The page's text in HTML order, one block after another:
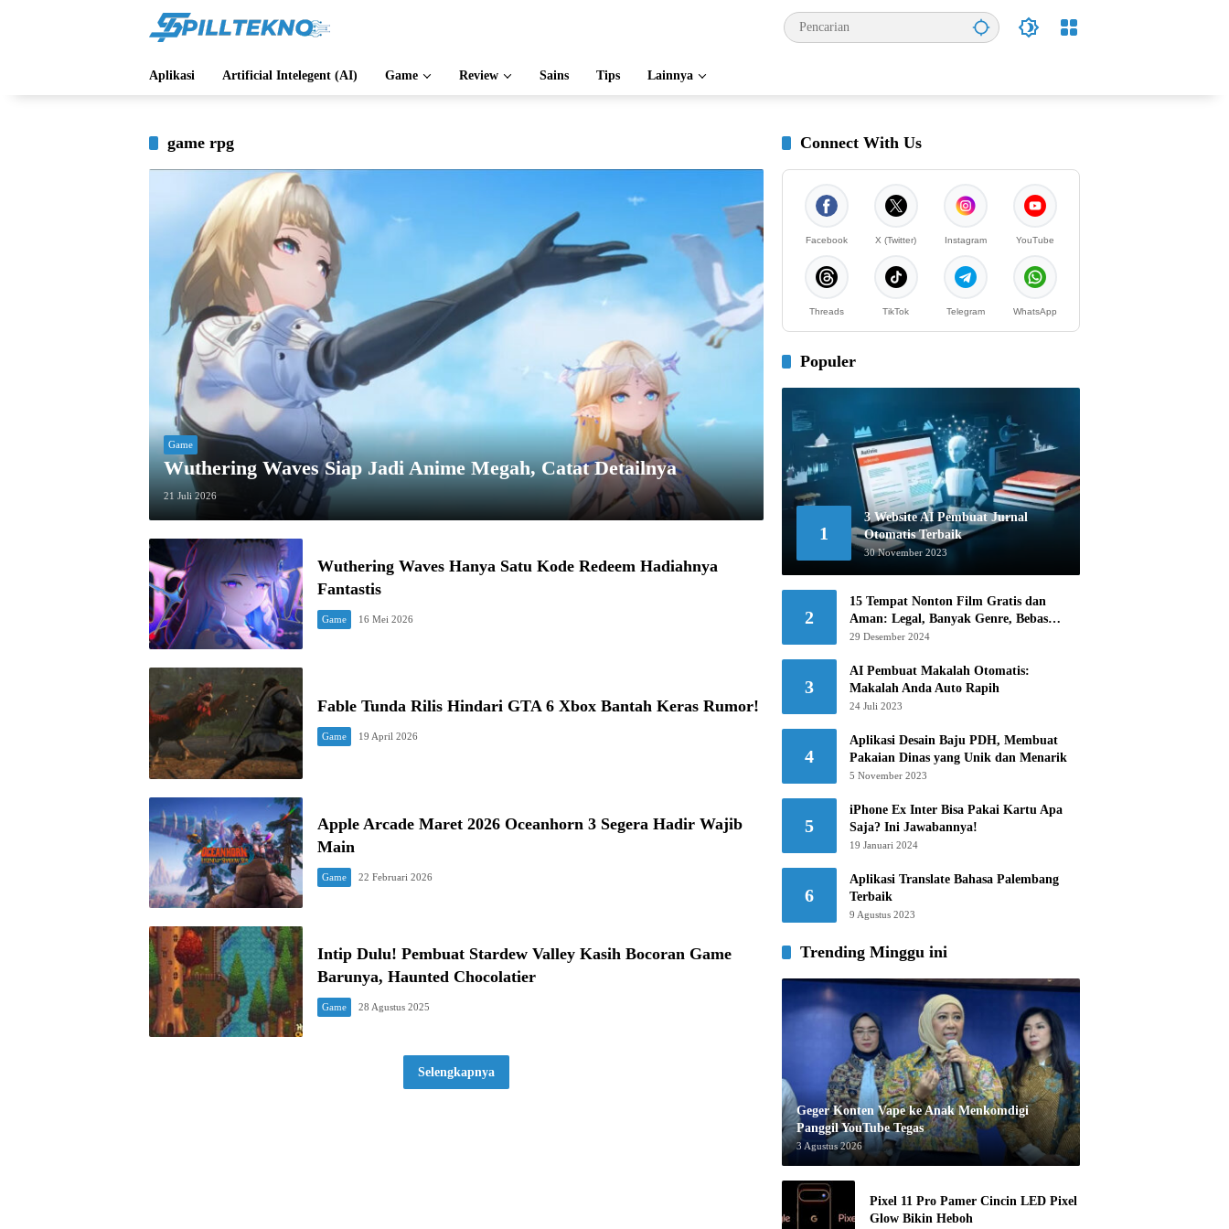
Aplikasi Artificial Intelegent (AI) Game Review Sains Tips Lainnya
game rpg
Game
Wuthering Waves Siap Jadi Anime Megah, Catat Detailnya
21 Juli 2026
Wuthering Waves Hanya Satu Kode Redeem Hadiahnya
Fantastis
Game 16 Mei 2026
Fable Tunda Rilis Hindari GTA 6 Xbox Bantah Keras Rumor!
Game 19 April 2026
Apple Arcade Maret 2026 Oceanhorn 3 Segera Hadir Wajib
Main
Game 22 Februari 2026
Intip Dulu! Pembuat Stardew Valley Kasih Bocoran Game
Barunya, Haunted Chocolatier
Game 28 Agustus 2025
Selengkapnya
Connect With Us
Facebook X (Twitter) Instagram YouTube
Threads TikTok Telegram WhatsApp
Populer
1
3 Website AI Pembuat Jurnal
Otomatis Terbaik
30 November 2023
2
15 Tempat Nonton Film Gratis dan
Aman: Legal, Banyak Genre, Bebas
Khawatir!
29 Desember 2024
3
AI Pembuat Makalah Otomatis:
Makalah Anda Auto Rapih
24 Juli 2023
4
Aplikasi Desain Baju PDH, Membuat
Pakaian Dinas yang Unik dan Menarik
5 November 2023
5
iPhone Ex Inter Bisa Pakai Kartu Apa
Saja? Ini Jawabannya!
19 Januari 2024
6
Aplikasi Translate Bahasa Palembang
Terbaik
9 Agustus 2023
Trending Minggu ini
Geger Konten Vape ke Anak Menkomdigi
Panggil YouTube Tegas
3 Agustus 2026
Pixel 11 Pro Pamer Cincin LED Pixel
Glow Bikin Heboh